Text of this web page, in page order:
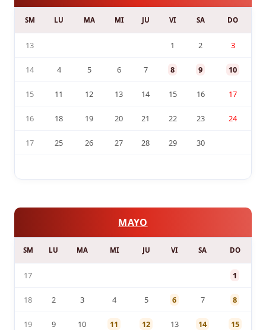
SM LU MA MI JU VI SA DO
13 1 2 3
14 4 5 6 7 8 9 10
15 11 12 13 14 15 16 17
16 18 19 20 21 22 23 24
17 25 26 27 28 29 30
MAYO
SM LU MA MI JU VI SA DO
17 1
18 2 3 4 5 6 7 8
19 9 10 11 12 13 14 15